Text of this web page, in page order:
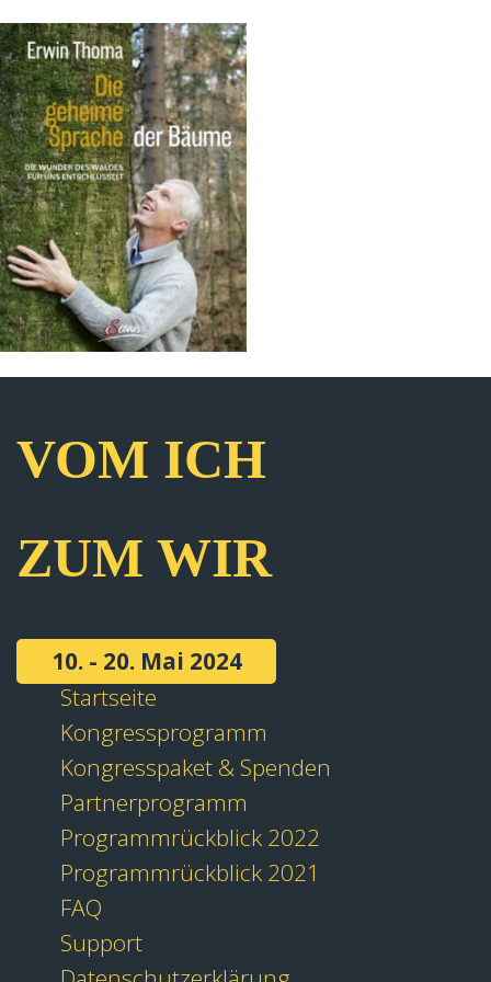
VOM ICH
ZUM WIR
10. - 20. Mai 2024
Startseite
Kongressprogramm
Kongresspaket & Spenden
Partnerprogramm
Programmrückblick 2022
Programmrückblick 2021
FAQ
Support